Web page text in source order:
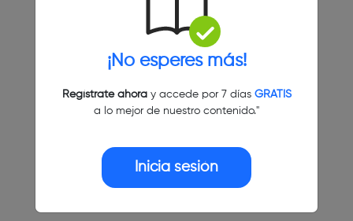
¡No esperes más!
Regístrate ahoray accede por 7 días GRATIS
a lo mejor de nuestro contenido."
Inicia sesión